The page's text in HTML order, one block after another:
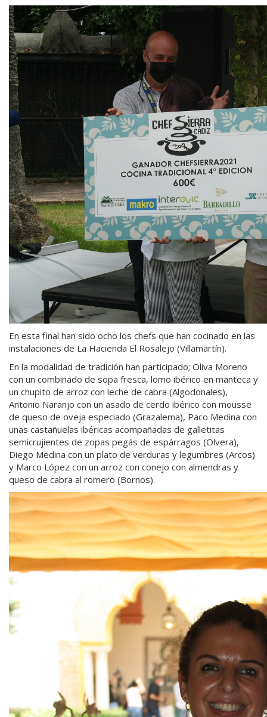
En esta final han sido ocho los chefs que han cocinado en las
instalaciones de La Hacienda El Rosalejo (Villamartín).
En la modalidad de tradición han participado; Oliva Moreno
con un combinado de sopa fresca, lomo ibérico en manteca y
un chupito de arroz con leche de cabra (Algodonales),
Antonio Naranjo con un asado de cerdo ibérico con mousse
de queso de oveja especiado (Grazalema), Paco Medina con
unas castañuelas ibéricas acompañadas de galletitas
semicrujientes de zopas pegás de espárragos (Olvera),
Diego Medina con un plato de verduras y legumbres (Arcos)
y Marco López con un arroz con conejo con almendras y
queso de cabra al romero (Bornos).